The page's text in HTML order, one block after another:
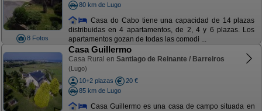
8 Fotos
80 km de Lugo
Casa do Cabo tiene una capacidad de 14 plazas
distribuidas en 4 apartamentos, de 2, 4 y 6 plazas. Los
apartamentos gozan de todas las comodi ...
Casa Guillermo
Casa Rural en Santiago de Reinante / Barreiros
(Lugo)
10+2 plazas
20 €
85 km de Lugo
Casa Guillermo es una casa de campo situada en